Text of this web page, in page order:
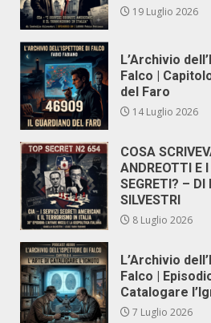
19 Luglio 2026
L’Archivio
Falco |
del Faro
14 Luglio 2026
COSA
ANDREOTTI E
SEGRETI? – DI
SILVESTRI
8 Luglio 2026
L’Archivio
Falco |
Catalogare
7 Luglio 2026